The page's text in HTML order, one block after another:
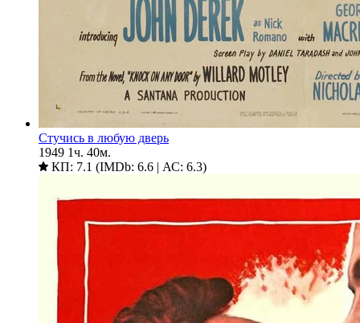
Стучись в любую дверь
1949 1ч. 40м.
КП: 7.1 (IMDb: 6.6 | АС: 6.3)